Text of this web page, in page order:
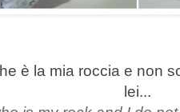
è la mia roccia e non
lei...